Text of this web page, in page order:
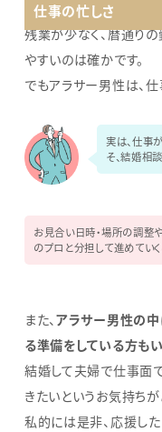
仕事の忙しさ
残業が少なく、暦通り
やすいのは確かです。
でもアラサー男性は、
実は、仕事
そ、結婚相
お見合い日時・場所の調整
のプロと分担して進めていく
また、アラサー男性の中
る準備をしている方も
結婚して夫婦で仕事面
きたいというお気持ちが
私的には是非、応援し